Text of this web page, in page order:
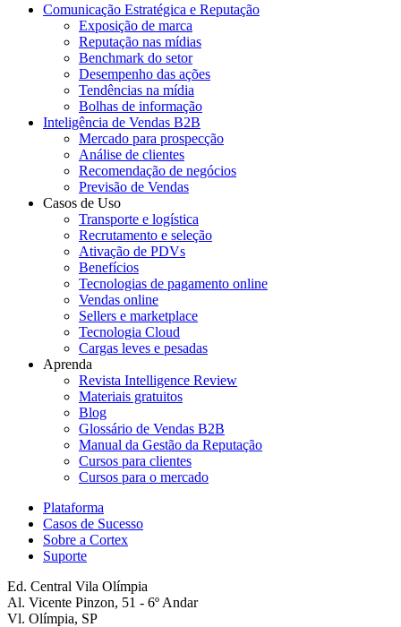
Comunicação Estratégica e Reputação
Exposição de marca
Reputação nas mídias
Benchmark do setor
Desempenho das ações
Tendências na mídia
Bolhas de informação
Inteligência de Vendas B2B
Mercado para prospecção
Análise de clientes
Recomendação de negócios
Previsão de Vendas
Casos de Uso
Transporte e logística
Recrutamento e seleção
Ativação de PDVs
Benefícios
Tecnologias de pagamento online
Vendas online
Sellers e marketplace
Tecnologia Cloud
Cargas leves e pesadas
Aprenda
Revista Intelligence Review
Materiais gratuitos
Blog
Glossário de Vendas B2B
Manual da Gestão da Reputação
Cursos para clientes
Cursos para o mercado
Plataforma
Casos de Sucesso
Sobre a Cortex
Suporte
Ed. Central Vila Olímpia
Al. Vicente Pinzon, 51 - 6º Andar
Vl. Olímpia, SP